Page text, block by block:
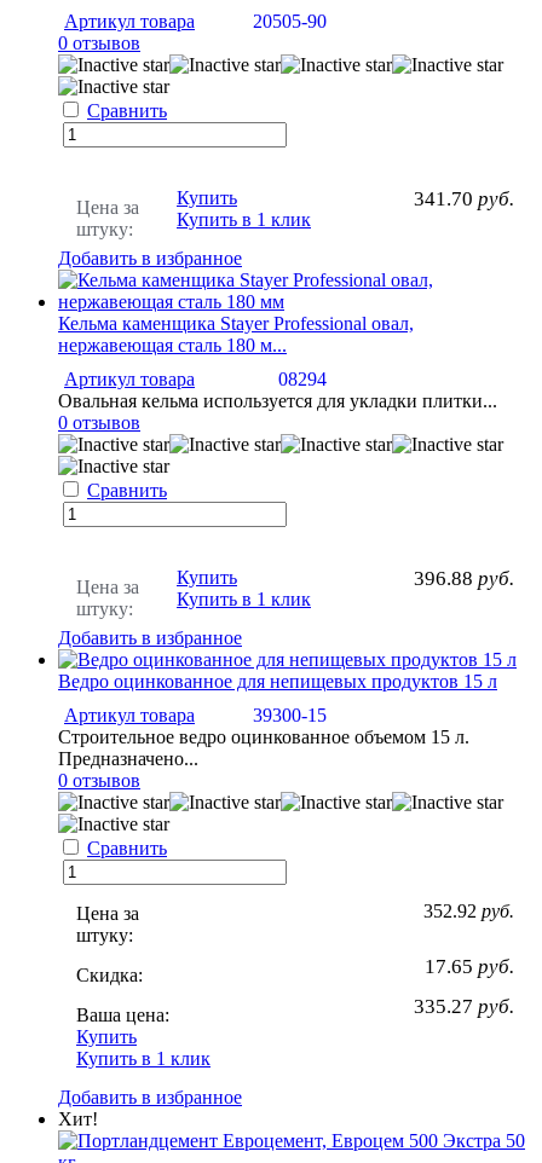
Артикул товара
20505-90
0 отзывов
Сравнить
Цена за
штуку:
341.70 руб.
Купить
Купить в 1 клик
Добавить в избранное
Кельма каменщика Stayer Professional овал,
нержавеющая сталь 180 м...
Артикул товара
08294
Овальная кельма используется для укладки плитки...
0 отзывов
Сравнить
Цена за
штуку:
396.88 руб.
Купить
Купить в 1 клик
Добавить в избранное
Ведро оцинкованное для непищевых продуктов 15 л
Артикул товара
39300-15
Строительное ведро оцинкованное объемом 15 л.
Предназначено...
0 отзывов
Сравнить
Цена за
штуку:
352.92 руб.
Скидка: 17.65 руб.
Ваша цена: 335.27 руб.
Купить
Купить в 1 клик
Добавить в избранное
Хит!